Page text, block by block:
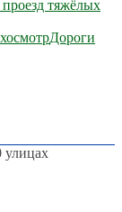
тяжёлых
Дороги
улицах